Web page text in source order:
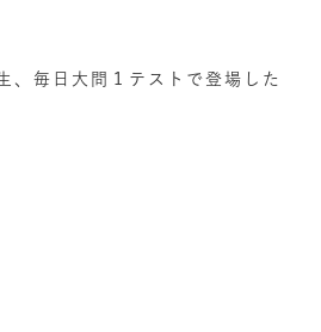
、毎日大問１テストで登場した